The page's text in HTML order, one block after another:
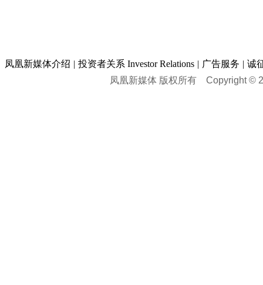
凤凰新媒体介绍 | 投资者关系 Investor Relations | 广告服务 | 诚
凤凰新媒体 版权所有 Copyright ©